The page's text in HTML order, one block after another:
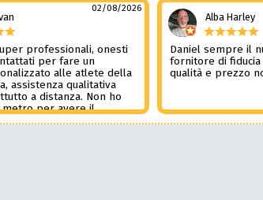
02/08/2026
professionali, onesti
per fare un
alle atlete della
assistenza qualitativa
a distanza. Non ho
metro per avere il
Una assistenza del
Alba Harley
Daniel sempre il
fornitore di
qualità e prezzo